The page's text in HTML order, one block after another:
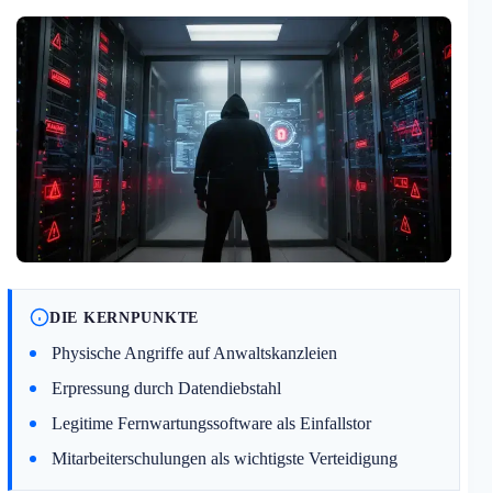
DIE KERNPUNKTE
Physische Angriffe auf Anwaltskanzleien
Erpressung durch Datendiebstahl
Legitime Fernwartungssoftware als Einfallstor
Mitarbeiterschulungen als wichtigste Verteidigung